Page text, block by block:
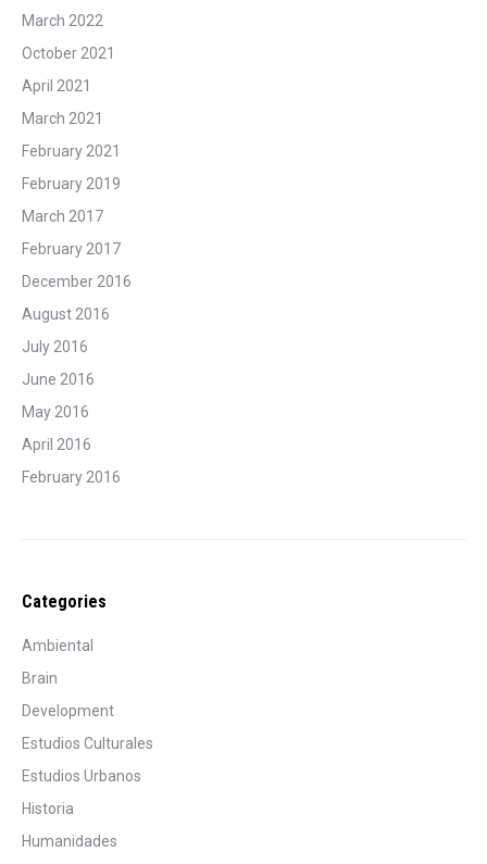
March 2022
October 2021
April 2021
March 2021
February 2021
February 2019
March 2017
February 2017
December 2016
August 2016
July 2016
June 2016
May 2016
April 2016
February 2016
Categories
Ambiental
Brain
Development
Estudios Culturales
Estudios Urbanos
Historia
Humanidades